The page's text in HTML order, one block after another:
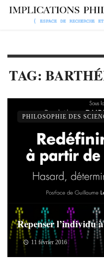
TAG:
Repenser l’individu
11 février 2016
PHILOSOPHIE DES